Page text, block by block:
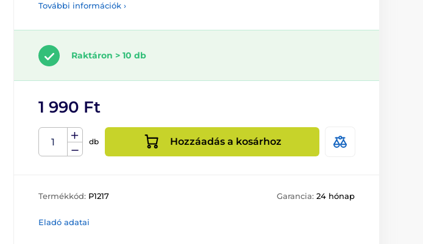
További információk ›
Raktáron > 10 db
1 990 Ft
db Hozzáadás a kosárhoz
Termékkód: P1217 Garancia: 24 hónap
Eladó adatai